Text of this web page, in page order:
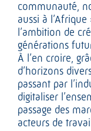
communauté,
aussi à
l’ambition de
générations
À l’en croire,
d’horizons
passant par
digitaliser
passage des
acteurs de